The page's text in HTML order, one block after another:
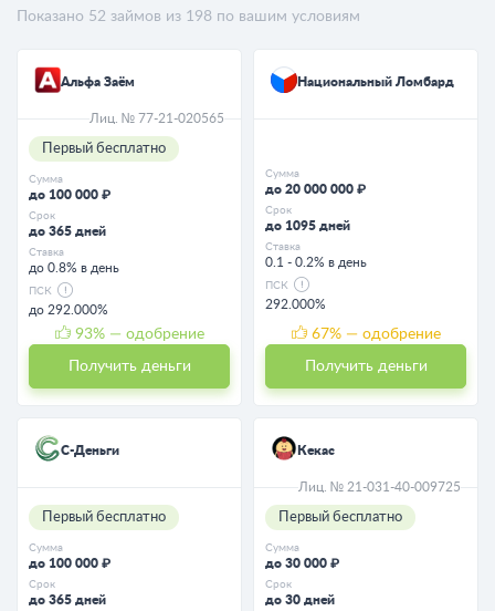
Показано 52 займов из 198 по вашим условиям
Альфа Заём
Лиц. № 77-21-020565
Первый бесплатно
Сумма
до 100 000 ₽
Срок
до 365 дней
Ставка
до 0.8% в день
ПСК
до 292.000%
93% — одобрение
Получить деньги
Национальный Ломбард
Сумма
до 20 000 000 ₽
Срок
до 1095 дней
Ставка
0.1 - 0.2% в день
ПСК
292.000%
67% — одобрение
Получить деньги
С-Деньги
Первый бесплатно
Сумма
до 100 000 ₽
Срок
до 365 дней
Кекас
Лиц. № 21-031-40-009725
Первый бесплатно
Сумма
до 30 000 ₽
Срок
до 30 дней